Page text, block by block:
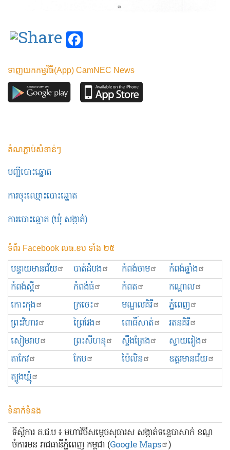
ទាញយកកម្មវិធី(App) CamNEC News
តំណភ្ជាប់សំខាន់ៗ
បញ្ជីបោះឆ្នោត
ការចុះឈ្មោះបោះឆ្នោត
ការបោះឆ្នោត (ឃុំ សង្កាត់)
ទំព័រ Facebook លធ.ខប ទាំង ២៥
បន្ទាយមានជ័យ បាត់ដំបង កំពង់ចាម
កំពង់ឆ្នាំង
កំពង់ស្ពឺ
កំពង់ធំ កំពត
កណ្ដាល
កោះកុង
ក្រចេះ មណ្ឌលគិរី
ភ្នំពេញ
ព្រះ​វិហារ
ព្រៃវែង ពោធិ៍សាត់
រតនគិរី
សៀមរាប
ព្រះសីហនុ ស្ទឹងត្រែង
ស្វាយរៀង
តាកែវ
កែប ប៉ៃលិន
ឧត្ដរមានជ័យ
ត្បូងឃ្មុំ
ទំនាក់ទំនង
ទីស្ដីការ គ.ជ.ប ៖ មហាវិថីសម្ដេចសុធារស សង្កាត់ទន្លេបាសាក់ ខណ្ឌ
ចំការមន រាជធានីភ្នំពេញ កម្ពុជា (Google Maps )